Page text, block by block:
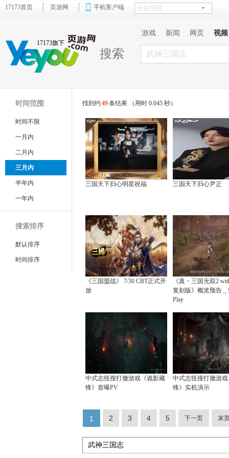
17173首页 页游网 手机客户端
17173旗下
游戏 新闻 网页 视频
搜索
时间范围
时间不限
一月内
二月内
三月内
半年内
一年内
搜索排序
默认排序
时间排序
找到约 49条结果 （用时 0.045 秒）
三国天下归心明星祝福 三国天下归心尹正
《三国盟战》 7/30 CBT正式开
放
《真・三国无双2
复刻版》概览预告 _
Play
中式志怪搜打撤游戏《诡影藏
锋》首曝PV
中式志怪搜打撤游
锋》实机演示
1 2 3 4 5 下一页 末